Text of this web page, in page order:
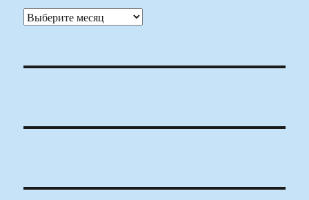
Архивы